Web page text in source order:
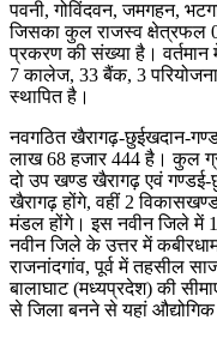
पवनी, गोविंदवन, जमगहन,
जिसका कुल राजस्व क्षेत्रफल
प्रकरण की संख्या है। वर्तमान
7 कालेज, 33 बैंक, 3
स्थापित है।
नवगठित खैरागढ़-छुईखदान-
लाख 68 हजार 444 है। कुल
दो उप खण्ड खैरागढ़ एवं
खैरागढ़ होंगे, वहीं 2
मंडल होंगे। इस नवीन जिले में
नवीन जिले के उत्तर में
राजनांदगांव, पूर्व में तहसील
बालाघाट (मध्यप्रदेश) की
से जिला बनने से यहां औद्योगिक